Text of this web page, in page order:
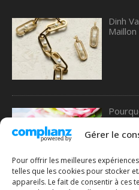
Gérer le
Pour offrir les meilleures
telles que les cookies pour stocker
appareils. Le fait de consentir à ces
Dinh